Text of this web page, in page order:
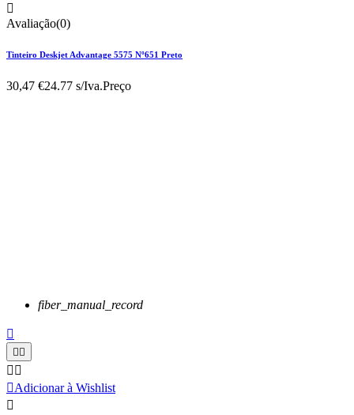

Avaliação(0)
Tinteiro Deskjet Advantage 5575 Nº651 Preto
30,47 €24.77 s/Iva.Preço
fiber_manual_record

 
 
Adicionar à Wishlist
